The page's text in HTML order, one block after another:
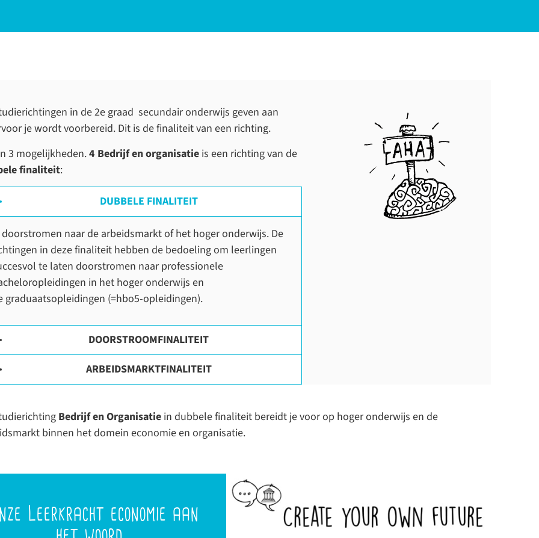
in de 2e graad secundair onderwijs geven aan
je wordt voorbereid. Dit is de finaliteit van een richting.
3 mogelijkheden.4 Bedrijf en organisatie is een richting van de
finaliteit:
DUBBELE FINALITEIT
naar de arbeidsmarkt of het hoger onderwijs. De
in deze finaliteit hebben de bedoeling om leerlingen
te laten doorstromen naar professionele
in het hoger onderwijs en
graduaatsopleidingen (=hbo5-opleidingen).
DOORSTROOMFINALITEIT
ARBEIDSMARKTFINALITEIT
Bedrijf en Organisatie in dubbele finaliteit bereidt je voor op hoger onderwijs en de
binnen het domein economie en organisatie.
Leerkracht economie aan